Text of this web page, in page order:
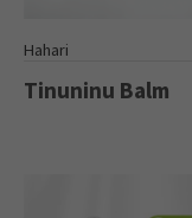
Hahari
Tinuninu Balm